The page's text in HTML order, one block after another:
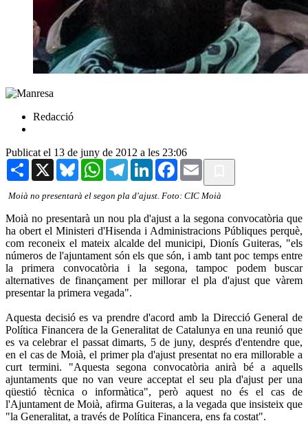
Redacció
Publicat el 13 de juny de 2012 a les 23:06
Share X BlueskyWhatsAppTelegramLinkedInFacebook
Email
Moià no presentarà el segon pla d'ajust. Foto: CIC Moià
Moià no presentarà un nou pla d'ajust a la segona convocatòria que
ha obert el Ministeri d'Hisenda i Administracions Públiques perquè,
com reconeix el mateix alcalde del municipi, Dionís Guiteras, "els
números de l'ajuntament són els que són, i amb tant poc temps entre
la primera convocatòria i la segona, tampoc podem buscar
alternatives de finançament per millorar el pla d'ajust que vàrem
presentar la primera vegada".
Aquesta decisió es va prendre d'acord amb la Direcció General de
Política Financera de la Generalitat de Catalunya en una reunió que
es va celebrar el passat dimarts, 5 de juny, després d'entendre que,
en el cas de Moià, el primer pla d'ajust presentat no era millorable a
curt termini. "Aquesta segona convocatòria anirà bé a aquells
ajuntaments que no van veure acceptat el seu pla d'ajust per una
qüestió tècnica o informàtica", però aquest no és el cas de
l'Ajuntament de Moià, afirma Guiteras, a la vegada que insisteix que
"la Generalitat, a través de Política Financera, ens fa costat".